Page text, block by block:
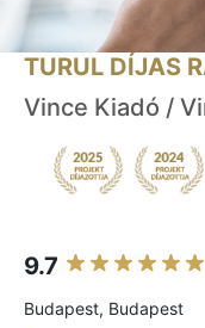
TURUL DÍJAS
Vince Kiadó /
9.7
Budapest, Budapest